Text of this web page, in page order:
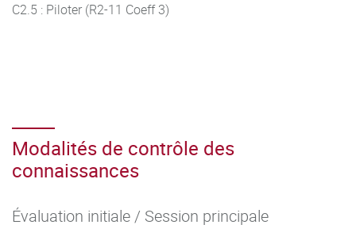
C2.5 : Piloter (R2-11 Coeff 3)
Modalités de contrôle des
connaissances
Évaluation initiale / Session principale